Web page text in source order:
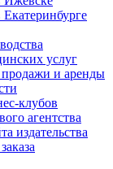
услуг
и аренды
клубов
агентства
издательства